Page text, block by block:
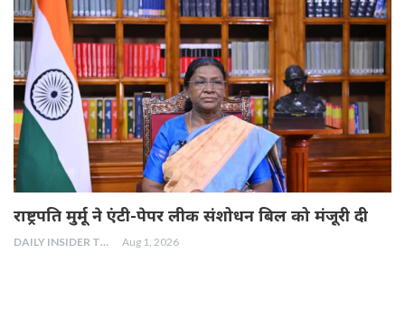
राष्ट्रपति मुर्मू ने एंटी-पेपर लीक संशोधन बिल को मंजूरी दी
DAILY INSIDER TEAM Aug 1, 2026